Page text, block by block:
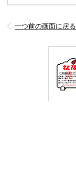
一つ前の画面に戻る